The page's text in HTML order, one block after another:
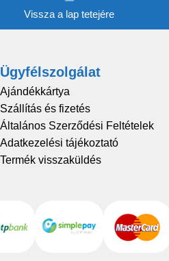
Vissza a lap tetejére
Ügyfélszolgálat
Ajándékkártya
Szállítás és fizetés
Általános Szerződési Feltételek
Adatkezelési tájékoztató
Termék visszaküldés